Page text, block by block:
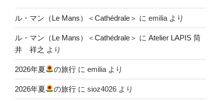
ル・マン（Le Mans）＜Cathédrale＞ に emilia より
ル・マン（Le Mans）＜Cathédrale＞ に Atelier LAPIS 筒
井 祥之 より
2026年夏 の旅行 にemilia より
2026年夏 の旅行 にsioz4026 より